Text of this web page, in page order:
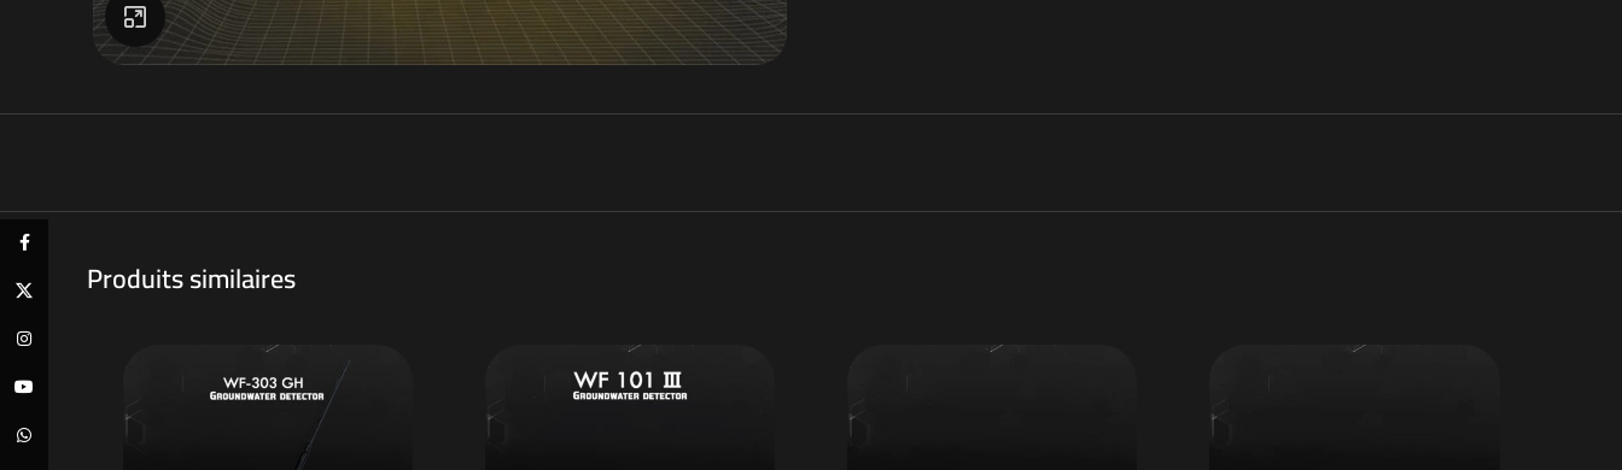
Click to enlarge
Produits similaires